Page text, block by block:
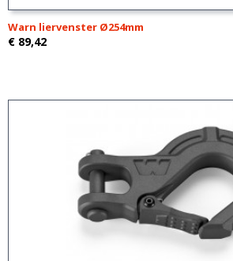
Warn liervenster Ø254mm
€ 89,42